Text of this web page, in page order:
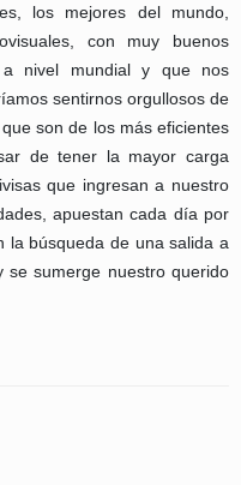
los mejores del mundo,
con muy buenos
a nivel mundial y que nos
sentirnos orgullosos de
son de los más eficientes
de tener la mayor carga
que ingresan a nuestro
apuestan cada día por
la búsqueda de una salida a
se sumerge nuestro querido